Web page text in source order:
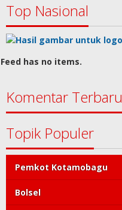
Top Nasional
Feed has no items.
Komentar Terbaru
Topik Populer
Pemkot Kotamobagu
Bolsel